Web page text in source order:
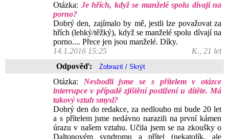
Otázka: Je hřích, když se manželé spolu dívají na
porno?
Dobrý den, zajímalo by mě, jestli lze považovat za
hřích (lehký/těžký), když se manželé spolu dívají na
porno.... Přece jen jsou manželé. Díky.
14.1.2016 15:25
K., 21 let
Odpověď:
Otázka: Neshodli jsme se s přítelem v otázce
interrupce v případě zjištění postižení u dítěte. Má
takový vztah smysl?
Dobrý den do redakce, za nedlouho mi bude 20 let
a s přítelem jsme nedávno narazili na první kámen
úrazu v našem vztahu. Učila jsem se na zkoušky o
Daltonovém syndromu a přítel (nekatolík, ale